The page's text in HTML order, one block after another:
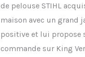
de pelouse STIHL
maison avec un grand
positive et lui propose
commande sur King